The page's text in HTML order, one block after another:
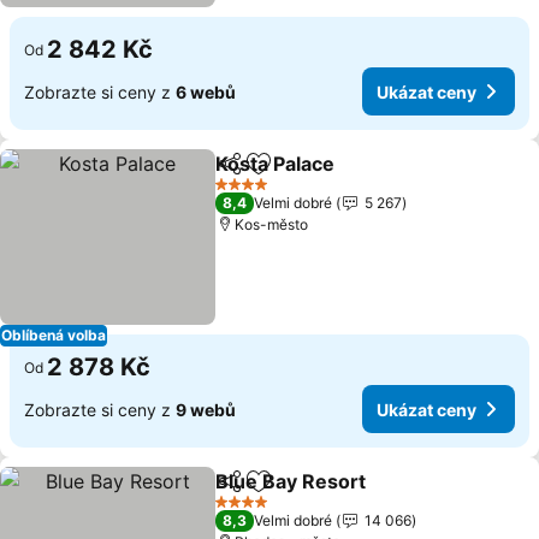
Od 2 842 Kč
Zobrazte si ceny z 6 webů Ukázat ceny
Oblíbená volba
SdíletPřidat na seznam oblíbených
Kosta Palace
4 Počet hvězdiček
8,4 Velmi dobré
5 267
Kos-město
Od 2 878 Kč
Zobrazte si ceny z 9 webů Ukázat ceny
SdíletPřidat na seznam oblíbených
Blue Bay Resort
4 Počet hvězdiček
8,3 Velmi dobré
14 066